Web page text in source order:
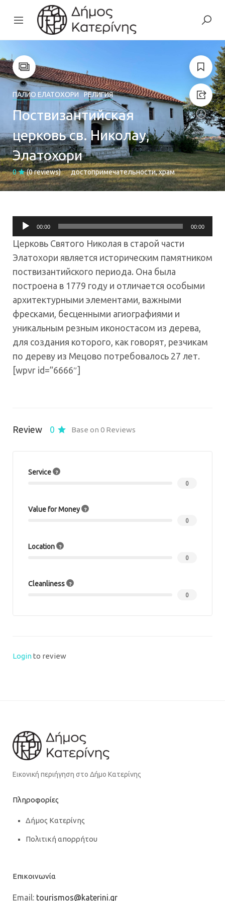
ПАЛИО ЕЛАТОХОРИ РЕЛИГИЯ
Поствизантийская
церковь св. Николау,
Элатохори
0 (0 reviews) достопримечательности храм
Audio
Player
00:00 00:00
Церковь Святого Николая в старой части
Элатохори является историческим памятником
поствизантийского периода. Она была
построена в 1779 году и отличается особыми
архитектурными элементами, важными
фресками, бесценными агиографиями и
уникальным резным иконостасом из дерева,
для создания которого, как говорят, резчикам
по дереву из Мецово потребовалось 27 лет.
[wpvr id=”6666″]
Review 0 Base on 0 Reviews
Service
0
Value for Money
0
Location
0
Cleanliness
0
Loginto review
Εικονική περιήγηση στο Δήμο Κατερίνης
Πληροφορίες
Δήμος Κατερίνης
Πολιτική απορρήτου
Επικοινωνία
Email: tourismos@katerini.gr